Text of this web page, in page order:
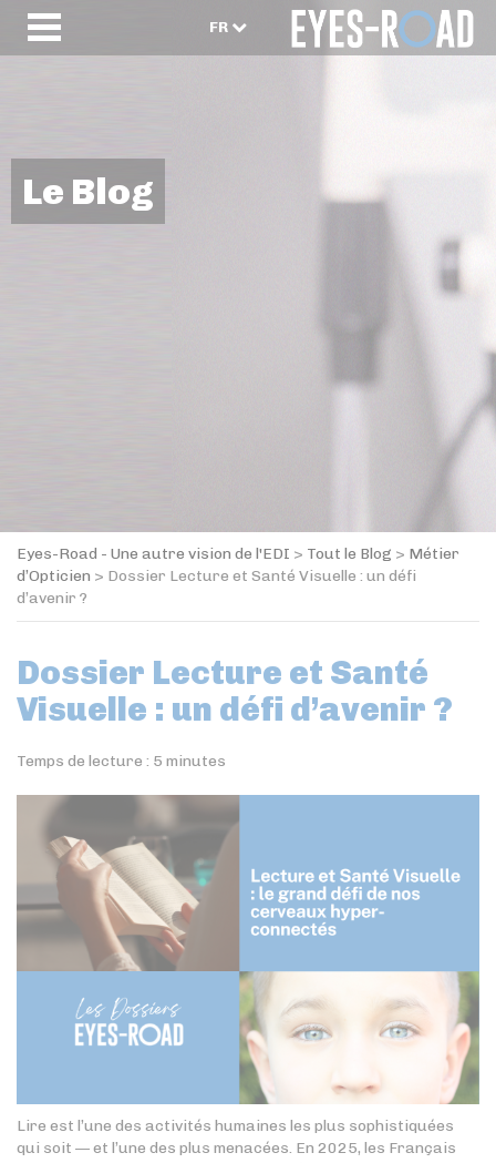
FR
Le Blog
Eyes-Road - Une autre vision de l'EDI > Tout le Blog > Métier
d’Opticien > Dossier Lecture et Santé Visuelle : un défi
d’avenir ?
Dossier Lecture et Santé
Visuelle : un défi d’avenir ?
Temps de lecture : 5 minutes
Lire est l’une des activités humaines les plus sophistiquées
qui soit — et l’une des plus menacées. En 2025, les Français